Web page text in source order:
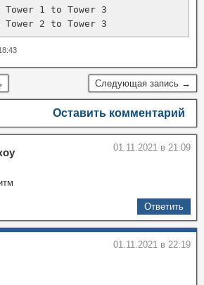
Tower 1 to Tower 3
Tower 2 to Tower 3
Следующая запись →
Оставить комментарий
01.11.2021 в 21:09
Ответить
01.11.2021 в 22:19